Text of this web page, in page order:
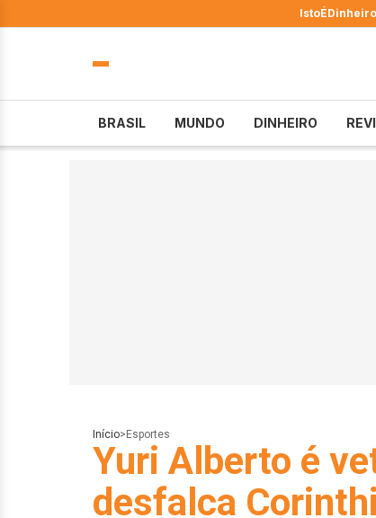
IstoÉDinheiro
BRASIL MUNDO DINHEIRO
Início> Esportes
Yuri Alberto é
desfalca